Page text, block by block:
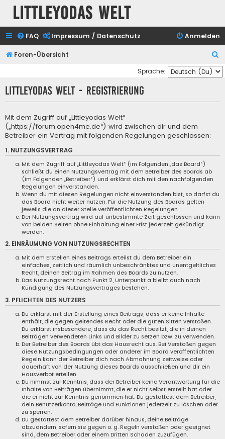
Littleyodas Welt
FAQ Impressum / Datenschutz Anmelden
Foren-Übersicht
u
c
Sprache:
Littleyodas Welt - Registrierung
Mit dem Zugriff auf „Littleyodas Welt“
(„https://forum.open4me.de“) wird zwischen dir und dem
Betreiber ein Vertrag mit folgenden Regelungen geschlossen:
1. NUTZUNGSVERTRAG
Mit dem Zugriff auf „Littleyodas Welt“ (im Folgenden „das Board“)
schließt du einen Nutzungsvertrag mit dem Betreiber des Boards ab
(im Folgenden „Betreiber“) und erklärst dich mit den nachfolgenden
Regelungen einverstanden.
Wenn du mit diesen Regelungen nicht einverstanden bist, so darfst du
das Board nicht weiter nutzen. Für die Nutzung des Boards gelten
jeweils die an dieser Stelle veröffentlichten Regelungen.
Der Nutzungsvertrag wird auf unbestimmte Zeit geschlossen und kann
von beiden Seiten ohne Einhaltung einer Frist jederzeit gekündigt
werden.
2. EINRÄUMUNG VON NUTZUNGSRECHTEN
Mit dem Erstellen eines Beitrags erteilst du dem Betreiber ein
einfaches, zeitlich und räumlich unbeschränktes und unentgeltliches
Recht, deinen Beitrag im Rahmen des Boards zu nutzen.
Das Nutzungsrecht nach Punkt 2, Unterpunkt a bleibt auch nach
Kündigung des Nutzungsvertrages bestehen.
3. PFLICHTEN DES NUTZERS
Du erklärst mit der Erstellung eines Beitrags, dass er keine Inhalte
enthält, die gegen geltendes Recht oder die guten Sitten verstoßen.
Du erklärst insbesondere, dass du das Recht besitzt, die in deinen
Beiträgen verwendeten Links und Bilder zu setzen bzw. zu verwenden.
Der Betreiber des Boards übt das Hausrecht aus. Bei Verstößen gegen
diese Nutzungsbedingungen oder anderer im Board veröffentlichten
Regeln kann der Betreiber dich nach Abmahnung zeitweise oder
dauerhaft von der Nutzung dieses Boards ausschließen und dir ein
Hausverbot erteilen.
Du nimmst zur Kenntnis, dass der Betreiber keine Verantwortung für die
Inhalte von Beiträgen übernimmt, die er nicht selbst erstellt hat oder
die er nicht zur Kenntnis genommen hat. Du gestattest dem Betreiber,
dein Benutzerkonto, Beiträge und Funktionen jederzeit zu löschen oder
zu sperren.
Du gestattest dem Betreiber darüber hinaus, deine Beiträge
abzuändern, sofern sie gegen o. g. Regeln verstoßen oder geeignet
sind, dem Betreiber oder einem Dritten Schaden zuzufügen.